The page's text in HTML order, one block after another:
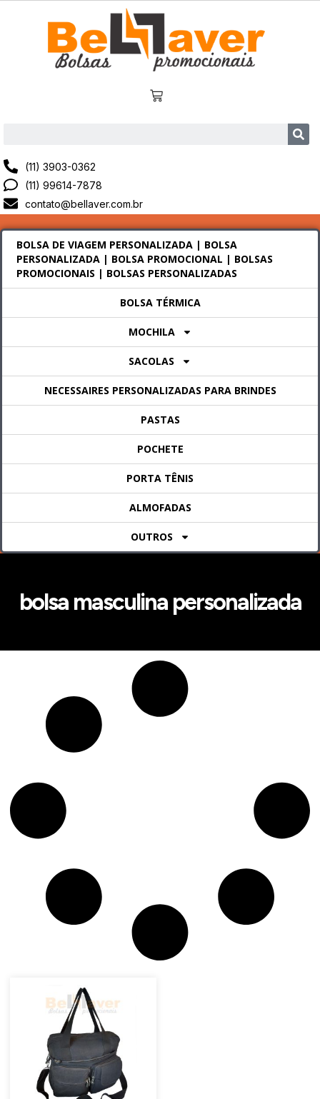
(11) 3903-0362
(11) 99614-7878
contato@bellaver.com.br
BOLSA DE VIAGEM PERSONALIZADA | BOLSA
PERSONALIZADA | BOLSA PROMOCIONAL | BOLSAS
PROMOCIONAIS | BOLSAS PERSONALIZADAS
BOLSA TÉRMICA
MOCHILA
SACOLAS
NECESSAIRES PERSONALIZADAS PARA BRINDES
PASTAS
POCHETE
PORTA TÊNIS
ALMOFADAS
OUTROS
bolsa masculina personalizada